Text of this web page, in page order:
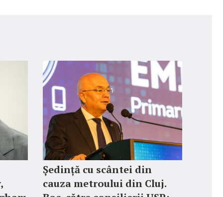
Ședință cu scântei din
cauza metroului din Cluj.